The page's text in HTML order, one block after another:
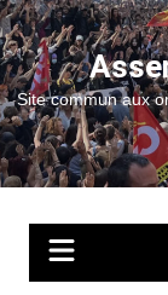
Aller
au
contenu
Site commun aux